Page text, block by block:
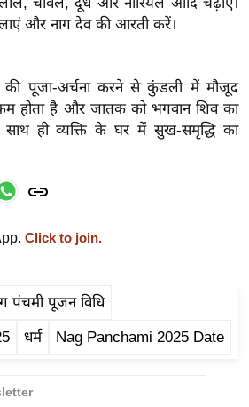
चावल, दूध और नारियल आदि चढ़ाएं।
और नाग देव की आरती करें।
की पूजा-अर्चना करने से कुंडली में मौजूद
कम होता है और जातक को भगवान शिव का
साथ ही व्यक्ति के घर में सुख-समृद्धि का
Click to join.
पंचमी पूजन विधि
धर्म Nag Panchami 2025 Date